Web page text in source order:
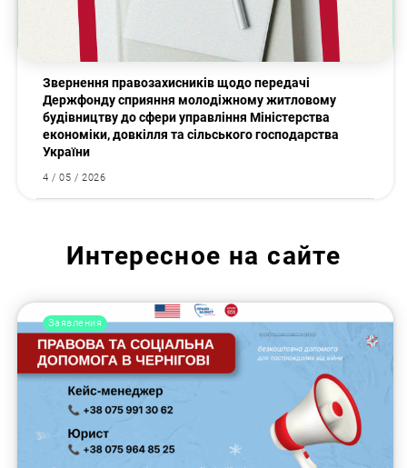
Звернення правозахисників щодо передачі
Держфонду сприяння молодіжному житловому
будівництву до сфери управління Міністерства
економіки, довкілля та сільського господарства
України
4 / 05 / 2026
Интересное на сайте
Заявления